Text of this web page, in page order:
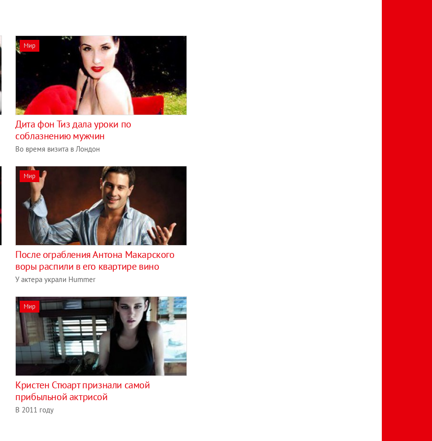
Мир
Дита фон Тиз дала уроки по
соблазнению мужчин
Во время визита в Лондон
Мир
После ограбления Антона Макарского
воры распили в его квартире вино
У актера украли Hummer
Мир
Кристен Стюарт признали самой
прибыльной актрисой
В 2011 году